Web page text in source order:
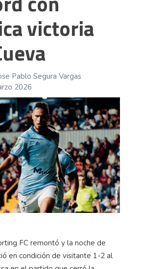
victoria
Pablo Segura Vargas
2026
FC remontó y la noche de
en condición de visitante 1-2 al